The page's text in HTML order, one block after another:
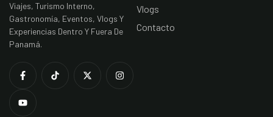
Viajes, Turismo Interno,
Gastronomía, Eventos, Vlogs Y
Experiencias Dentro Y Fuera De
Panamá.
Vlogs
Contacto